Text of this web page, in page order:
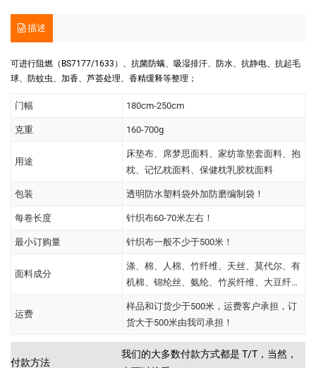
描述
可进行阻燃（BS7177/1633）、抗菌防螨、吸湿排汗、防水、抗静电、抗起毛
球、防蚊虫、加香、芦荟处理、香精缓释等整理；
门幅 180cm-250cm
克重 160-700g
用途
床垫布、席梦思面料、家纺靠垫套面料、抱
枕、记忆枕面料、保健枕乳胶枕面料
包装 透明防水塑料袋外加防磨编制袋！
每卷长度 针织布60-70米左右！
最小订购量 针织布一般不少于500米！
面料成分
涤、棉、人棉、竹纤维、天丝、莫代尔、有
机棉、锦纶丝、氨纶、竹炭纤维、大豆纤
运费
样品和订货少于500米，运费客户承担，订
货大于500米由我司承担！
付款方法
我们的大多数付款方式都是 T/T，当然，